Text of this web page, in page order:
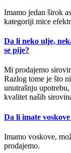
Imamo jedan širok
kategoriji mice
Da li neko ulje,
se pije?
Mi prodajemo
Razlog tome je što
unutrašnju
kvalitet naših
Da li imate
Imamo voskove,
prodajemo.